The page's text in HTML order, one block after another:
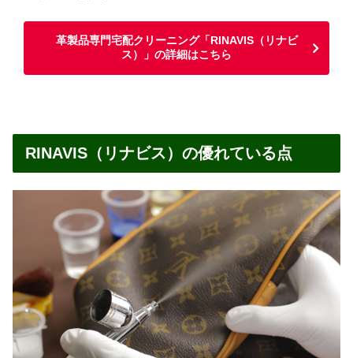
革製品専門宅配クリーニング「RINAVIS（リナビ
ス）」の詳細はこちら
RINAVIS（リナビス）の優れている点